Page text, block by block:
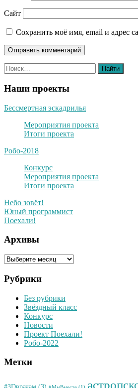
Сайт
Сохранить моё имя, email и адрес
Наши проекты
Бессмертная эскадрилья
Мероприятия проекта
Итоги проекта
Робо-2018
Конкурс
Мероприятия проекта
Итоги проекта
Небо зовёт!
Юный программист
Поехали!
Архивы
Архивы
Рубрики
Без рубрики
Звёздный класс
Конкурс
Новости
Проект Поехали!
Робо-2022
Метки